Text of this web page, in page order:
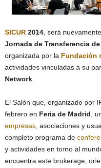
SICUR 2014 , será
Jornada de Transferencia
organizada por la Fundación
actividades vinculadas a su
Network
El Salón que, organizado por
febrero en Feria de Madrid ,
empresas , asociaciones y
completo programa de
y actividades en torno al
encuentra este brokerage,